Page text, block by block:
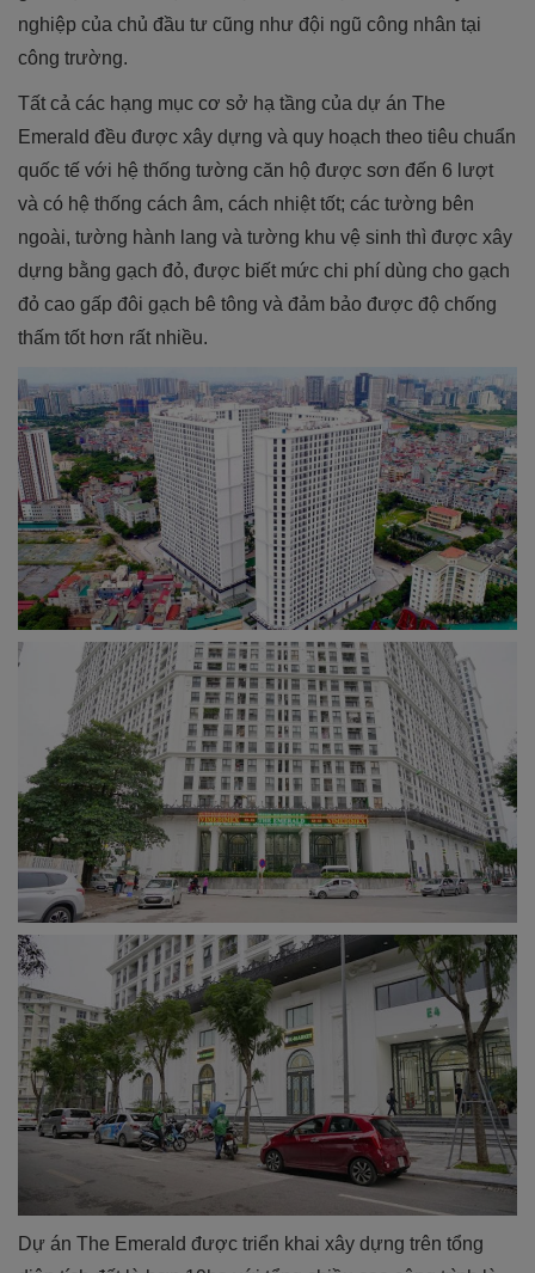
nghiệp của chủ đầu tư cũng như đội ngũ công nhân tại
công trường.
Tất cả các hạng mục cơ sở hạ tầng của dự án The
Emerald đều được xây dựng và quy hoạch theo tiêu chuẩn
quốc tế với hệ thống tường căn hộ được sơn đến 6 lượt
và có hệ thống cách âm, cách nhiệt tốt; các tường bên
ngoài, tường hành lang và tường khu vệ sinh thì được xây
dựng bằng gạch đỏ, được biết mức chi phí dùng cho gạch
đỏ cao gấp đôi gạch bê tông và đảm bảo được độ chống
thấm tốt hơn rất nhiều.
Dự án The Emerald được triển khai xây dựng trên tổng